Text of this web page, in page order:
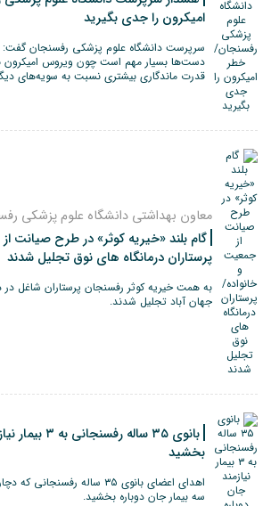
امیکرون را جدی بگیرید
سرپرست دانشگاه علوم پزشکی رفسنجان
دست‌ها بسیار مهم است چون ویروس امیکرون
قدرت ماندگاری بیشتری نسبت به سویه‌های دیگر
معاون بهداشتی دانشگاه علوم پزشکی
گام بلند «خیریه کوثر» در طرح صیانت
پرستاران درمانگاه های نوق تجلیل شدند
به همت خیریه کوثر رفسنجان پرستاران شاغل در
جهان آباد تجلیل شدند.
بانوی ۳۵ ساله
بخشید
اهدای اعضای بانوی ۳۵ ساله
سه بیمار جان دوباره بخشید.